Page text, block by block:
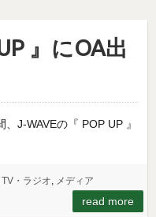
』にOA出
J-WAVEの『 POP UP 』
TV・ラジオ メディア
read more